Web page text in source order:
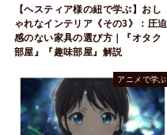
【ヘスティア様の紐で学ぶ】おし
ゃれなインテリア《その3》：圧迫
感のない家具の選び方｜『オタク
部屋』『趣味部屋』解説
アニメで学ぶ